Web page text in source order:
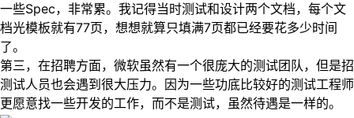
一些Spec，非常累。我记得当时测试和设计两个文档，每个文
档光模板就有77页，想想就算只填满7页都已经要花多少时间
了。
第三，在招聘方面，微软虽然有一个很庞大的测试团队，但是招
测试人员也会遇到很大压力。因为一些功底比较好的测试工程师
更愿意找一些开发的工作，而不是测试，虽然待遇是一样的。